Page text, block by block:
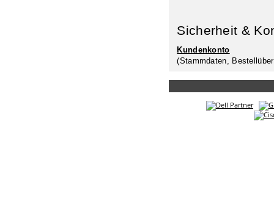
Sicherheit &
Kundenkonto
(Stammdaten,